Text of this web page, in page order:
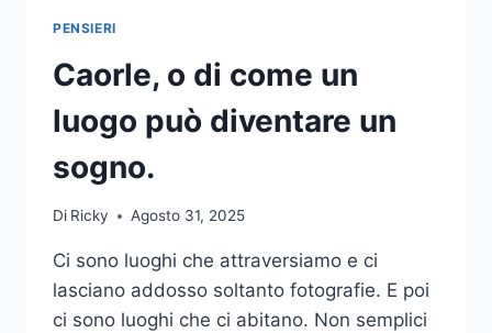
PENSIERI
Caorle, o di come un
luogo può diventare un
sogno.
Di Ricky Agosto 31, 2025
Ci sono luoghi che attraversiamo e ci
lasciano addosso soltanto fotografie. E poi
ci sono luoghi che ci abitano. Non semplici